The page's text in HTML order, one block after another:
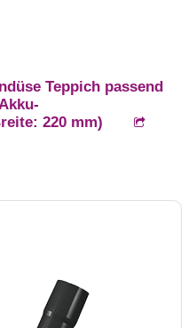
Teppich passend
220 mm)